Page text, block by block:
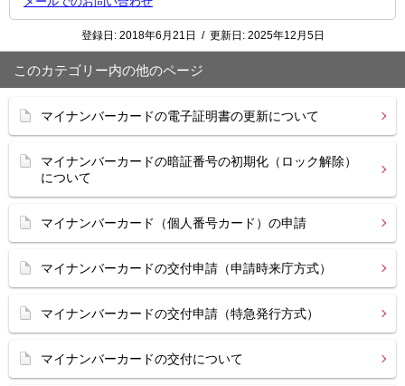
登録日: 2018年6月21日 / 更新日: 2025年12月5日
このカテゴリー内の他のページ
マイナンバーカードの電子証明書の更新について
マイナンバーカードの暗証番号の初期化（ロック解除）
について
マイナンバーカード（個人番号カード）の申請
マイナンバーカードの交付申請（申請時来庁方式）
マイナンバーカードの交付申請（特急発行方式）
マイナンバーカードの交付について